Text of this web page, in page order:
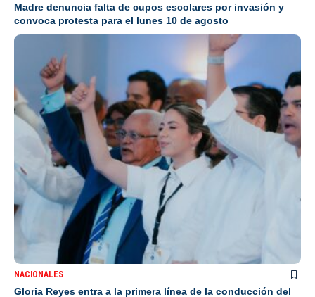
Madre denuncia falta de cupos escolares por invasión y
convoca protesta para el lunes 10 de agosto
NACIONALES
Gloria Reyes entra a la primera línea de la conducción del